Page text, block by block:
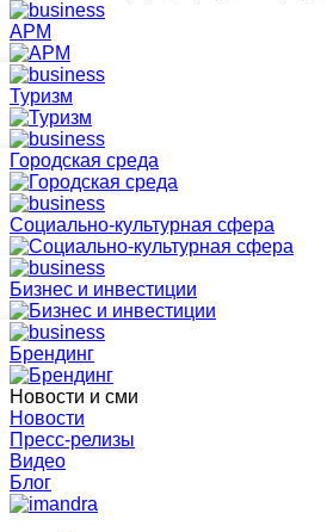
АРМ
Туризм
Городская среда
Социально-культурная сфера
Бизнес и инвестиции
Брендинг
Новости и сми
Новости
Пресс-релизы
Видео
Блог